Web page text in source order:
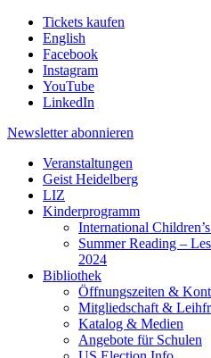
Tickets kaufen
English
Facebook
Instagram
YouTube
LinkedIn
Newsletter abonnieren
Veranstaltungen
Geist Heidelberg
LIZ
Kinderprogramm
International
Summer Reading –
2024
Bibliothek
Öffnungszeiten &
Mitgliedschaft &
Katalog & Medien
Angebote für Schulen